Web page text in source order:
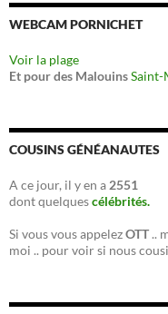
WEBCAM PORNICHET
Voir la plage
Et pour des MalouinsSaint-
COUSINS GÉNÉANAUTES
A ce jour, il y en a 2551
dont quelquescélébrités.
Si vous vous appelezOTT..
moi .. pour voir si nous